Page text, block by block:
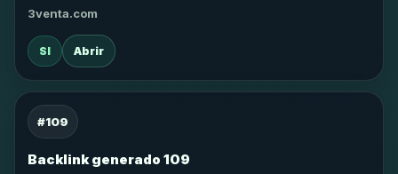
3venta.com
SI Abrir
#109
Backlink generado 109